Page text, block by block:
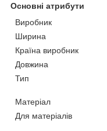
Основні атрибути
Виробник
Ширина
Країна виробник
Довжина
Тип
Матеріал
Для матеріалів